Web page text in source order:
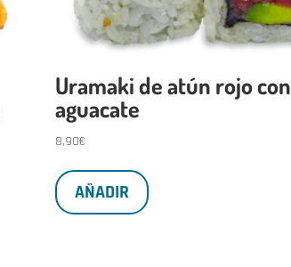
Uramaki de atún rojo con
aguacate
8,90€
AÑADIR